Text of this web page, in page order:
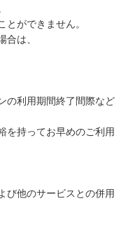
とができません。
は、
の利用期間終了間際など
を持ってお早めのご利用
び他のサービスとの併用